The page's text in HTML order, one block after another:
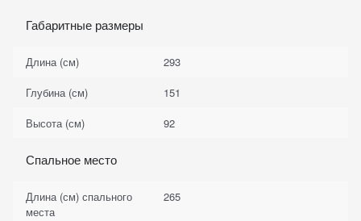
Габаритные размеры
Длина (см)
293
Глубина (см)
151
Высота (см)
92
Спальное место
Длина (см) спального
места
265